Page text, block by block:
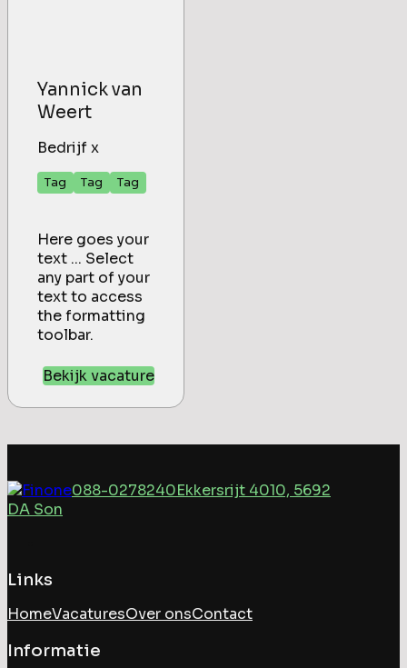
Yannick van
Weert
Bedrijf x
Tag Tag Tag
Here goes your
text ... Select
any part of your
text to access
the formatting
toolbar.
Bekijk vacature
088-0278240Ekkersrijt 4010, 5692
DA Son
Links
HomeVacaturesOver onsContact
Informatie